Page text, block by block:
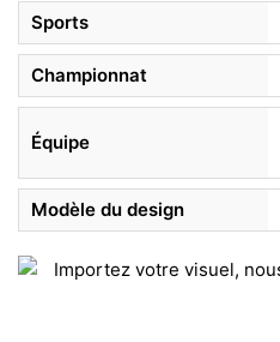
Sports
Championnat
Équipe
Modèle du design